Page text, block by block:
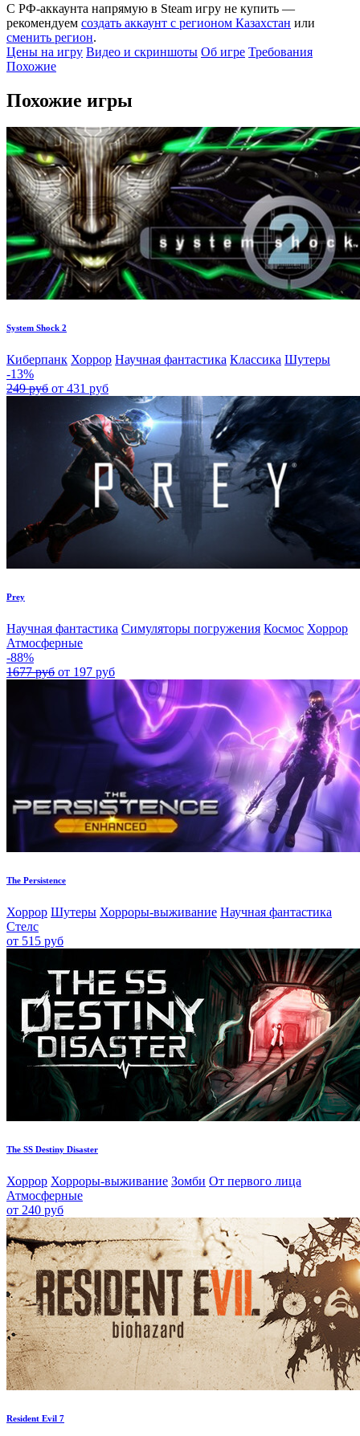
С РФ-аккаунта напрямую в Steam игру не купить —
рекомендуем создать аккаунт с регионом Казахстан или
сменить регион.
Цены на игру Видео и скриншоты Об игре Требования
Похожие
Похожие игры
System Shock 2
Киберпанк Хоррор Научная фантастика Классика Шутеры
-13%
249 руб от 431 руб
Prey
Научная фантастика Симуляторы погружения Космос Хоррор
Атмосферные
-88%
1677 руб от 197 руб
The Persistence
Хоррор Шутеры Хорроры-выживание Научная фантастика
Стелс
от 515 руб
The SS Destiny Disaster
Хоррор Хорроры-выживание Зомби От первого лица
Атмосферные
от 240 руб
Resident Evil 7